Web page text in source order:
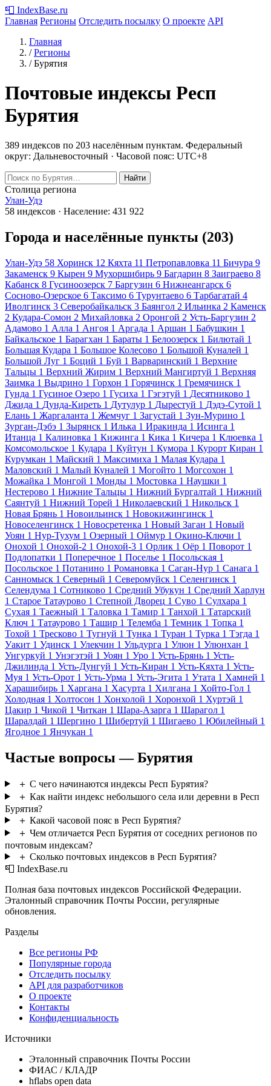
📮 IndexBase.ru
Главная Регионы Отследить посылку О проекте API
Главная
/ Регионы
/ Бурятия
Почтовые индексы Респ
Бурятия
389 индексов по 203 населённым пунктам. Федеральный
округ: Дальневосточный · Часовой пояс: UTC+8
Найти
Столица региона
Улан-Удэ
58 индексов · Население: 431 922
Города и населённые пункты (203)
Улан-Удэ 58 Хоринск 12 Кяхта 11 Петропавловка 11 Бичура 9
Закаменск 9 Кырен 9 Мухоршибирь 9 Багдарин 8 Заиграево 8
Кабанск 8 Гусиноозерск 7 Баргузин 6 Нижнеангарск 6
Сосново-Озерское 6 Таксимо 6 Турунтаево 6 Тарбагатай 4
Иволгинск 3 Северобайкальск 3 Баянгол 2 Ильинка 2 Каменск
2 Кудара-Сомон 2 Михайловка 2 Оронгой 2 Усть-Баргузин 2
Адамово 1 Алла 1 Ангоя 1 Аргада 1 Аршан 1 Бабушкин 1
Байкальское 1 Барагхан 1 Бараты 1 Белоозерск 1 Билютай 1
Большая Кудара 1 Большое Колесово 1 Большой Куналей 1
Большой Луг 1 Боций 1 Буй 1 Варваринский 1 Верхние
Тальцы 1 Верхний Жирим 1 Верхний Мангиртуй 1 Верхняя
Заимка 1 Выдрино 1 Горхон 1 Горячинск 1 Гремячинск 1
Гунда 1 Гусиное Озеро 1 Гусиха 1 Гэгэтуй 1 Десятниково 1
Джида 1 Дунда-Киреть 1 Дутулур 1 Дырестуй 1 Дэдэ-Сутой 1
Елань 1 Жаргаланта 1 Жемчуг 1 Загустай 1 Зун-Мурино 1
Зурган-Дэбэ 1 Зырянск 1 Илька 1 Иракинда 1 Исинга 1
Итанца 1 Калиновка 1 Кижинга 1 Кика 1 Кичера 1 Клюевка 1
Комсомольское 1 Кудара 1 Куйтун 1 Кумора 1 Курорт Киран 1
Курумкан 1 Майский 1 Максимиха 1 Малая Кудара 1
Маловский 1 Малый Куналей 1 Могойто 1 Могсохон 1
Можайка 1 Монгой 1 Монды 1 Мостовка 1 Наушки 1
Нестерово 1 Нижние Тальцы 1 Нижний Бургалтай 1 Нижний
Саянтуй 1 Нижний Торей 1 Николаевский 1 Никольск 1
Новая Брянь 1 Новоильинск 1 Новокижингинск 1
Новоселенгинск 1 Новосретенка 1 Новый Заган 1 Новый
Уоян 1 Нур-Тухум 1 Озерный 1 Оймур 1 Окино-Ключи 1
Онохой 1 Онохой-2 1 Онохой-3 1 Орлик 1 Оёр 1 Поворот 1
Подлопатки 1 Поперечное 1 Поселье 1 Посольская 1
Посольское 1 Потанино 1 Романовка 1 Саган-Нур 1 Санага 1
Санномыск 1 Северный 1 Северомуйск 1 Селенгинск 1
Селендума 1 Сотниково 1 Средний Убукун 1 Средний Харлун
1 Старое Татаурово 1 Степной Дворец 1 Суво 1 Сулхара 1
Сухая 1 Таежный 1 Таловка 1 Тамир 1 Танхой 1 Татарский
Ключ 1 Татаурово 1 Ташир 1 Телемба 1 Темник 1 Топка 1
Тохой 1 Тресково 1 Тугнуй 1 Тунка 1 Туран 1 Турка 1 Тэгда 1
Уакит 1 Удинск 1 Улекчин 1 Ульдурга 1 Улюн 1 Улюнхан 1
Унгуркуй 1 Унэгэтэй 1 Уоян 1 Уро 1 Усть-Брянь 1 Усть-
Джилинда 1 Усть-Дунгуй 1 Усть-Киран 1 Усть-Кяхта 1 Усть-
Муя 1 Усть-Орот 1 Усть-Урма 1 Усть-Эгита 1 Утата 1 Хамней 1
Харашибирь 1 Харгана 1 Хасурта 1 Хилгана 1 Хойто-Гол 1
Холодная 1 Холтосон 1 Хонхолой 1 Хоронхой 1 Хуртэй 1
Цакир 1 Чикой 1 Читкан 1 Шара-Азарга 1 Шарагол 1
Шаралдай 1 Шергино 1 Шибертуй 1 Шигаево 1 Юбилейный 1
Ягодное 1 Янчукан 1
Частые вопросы — Бурятия
＋ С чего начинаются индексы Респ Бурятия?
＋ Как найти индекс небольшого села или деревни в Респ
Бурятия?
＋ Какой часовой пояс в Респ Бурятия?
＋ Чем отличается Респ Бурятия от соседних регионов по
почтовым индексам?
＋ Сколько почтовых индексов в Респ Бурятия?
📮 IndexBase.ru
Полная база почтовых индексов Российской Федерации.
Эталонный справочник Почты России, регулярные
обновления.
Разделы
Все регионы РФ
Популярные города
Отследить посылку
API для разработчиков
О проекте
Контакты
Конфиденциальность
Источники
Эталонный справочник Почты России
ФИАС / КЛАДР
hflabs open data